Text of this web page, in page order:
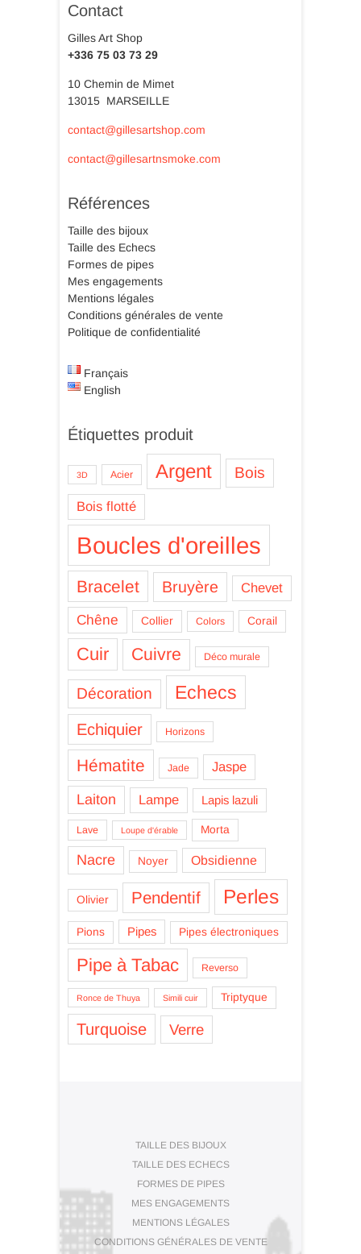
Contact
Gilles Art Shop
+336 75 03 73 29
10 Chemin de Mimet
13015 MARSEILLE
contact@gillesartshop.com
contact@gillesartnsmoke.com
Références
Taille des bijoux
Taille des Echecs
Formes de pipes
Mes engagements
Mentions légales
Conditions générales de vente
Politique de confidentialité
Français
English
Étiquettes produit
3D Acier Argent Bois
Bois flotté
Boucles d'oreilles
Bracelet Bruyère Chevet
Chêne Collier Colors Corail
Cuir Cuivre Déco murale
Décoration Echecs
Echiquier Horizons
Hématite Jade Jaspe
Laiton Lampe Lapis lazuli
Lave Loupe d'érable Morta
Nacre Noyer Obsidienne
Olivier Pendentif Perles
Pions Pipes Pipes électroniques
Pipe à Tabac Reverso
Ronce de Thuya Simili cuir Triptyque
Turquoise Verre
TAILLE DES BIJOUX
TAILLE DES ECHECS
FORMES DE PIPES
MES ENGAGEMENTS
MENTIONS LÉGALES
CONDITIONS GÉNÉRALES DE VENTE